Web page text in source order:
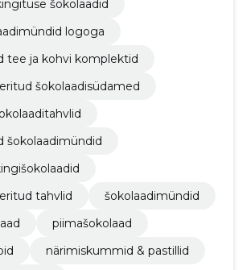
šokolaadid
logoga
tee ja kohvi komplektid
šokolaadisüdamed
šokolaadimündid
tahvlid
šokolaadimündid
piimašokolaad
närimiskummid & pastillid